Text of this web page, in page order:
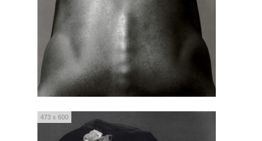
473 x 600